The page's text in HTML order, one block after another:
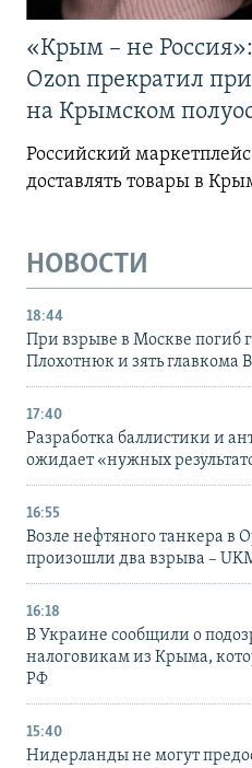
«Крым – не
Ozon прекратил
на Крымском
Российский
доставлять товары в
НОВОСТИ
18:44
При взрыве в Москве
Плохотнюк и зять главкома
17:40
Разработка баллистики и
ожидает «нужных
16:55
Возле нефтяного танкера в
произошли два взрыва –
16:18
В Украине сообщили о
налоговикам из Крыма,
РФ
15:40
Нидерланды не могут